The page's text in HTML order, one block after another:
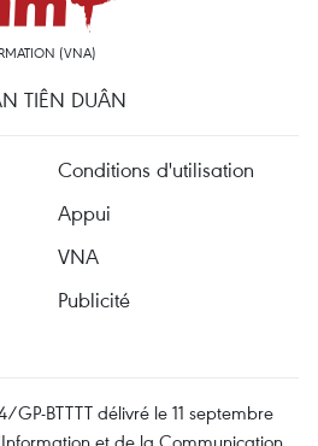
(VNA)
TIÊN DUÂN
Conditions d'utilisation
Appui
VNA
Publicité
GP-BTTTT délivré le 11 septembre